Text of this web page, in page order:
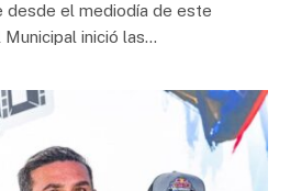
desde el mediodía de este
inició las…